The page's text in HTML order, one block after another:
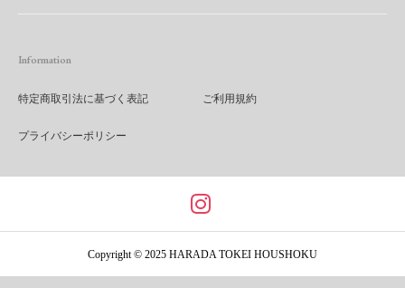
Information
特定商取引法に基づく表記 ご利用規約
プライバシーポリシー
Copyright © 2025 HARADA TOKEI HOUSHOKU